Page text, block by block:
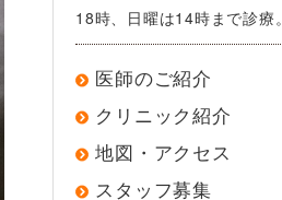
18時、日曜は14時まで診療。
医師のご紹介
クリニック紹介
地図・アクセス
スタッフ募集